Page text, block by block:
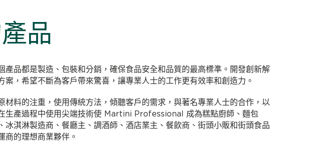
品
產品都是製造、包裝和分銷，確保食品安全和品質的最高標準。開發創新解
案，希望不斷為客戶帶來驚喜，讓專業人士的工作更有效率和創造力。
材料的注重，使用傳統方法，傾聽客戶的需求，與著名專業人士的合作，以
生產過程中使用尖端技術使 Martini Professional 成為糕點廚師、麵包
冰淇淋製造商、餐廳主、調酒師、酒店業主、餐飲商、街頭小販和街頭食品
商的理想商業夥伴。